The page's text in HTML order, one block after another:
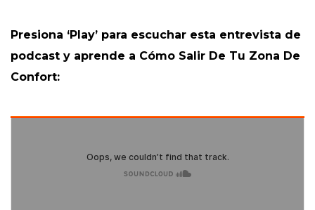
Presiona ‘Play’ para escuchar esta entrevista de
podcast y aprende a Cómo Salir De Tu Zona De
Confort: